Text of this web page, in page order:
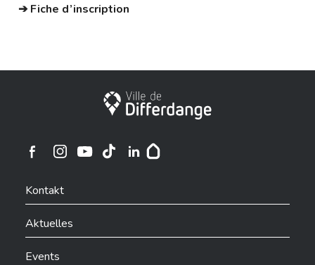
➔ Fiche d’inscription
Stadt Differdingen
Ville de Differdange sur Instagram
Kontakt
Aktuelles
Events